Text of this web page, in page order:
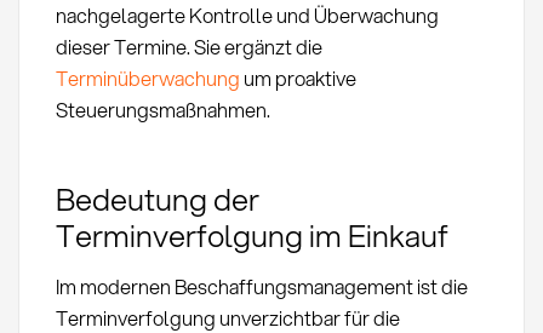
nachgelagerte Kontrolle und Überwachung
dieser Termine. Sie ergänzt die
Terminüberwachung um proaktive
Steuerungsmaßnahmen.
Bedeutung der
Terminverfolgung im Einkauf
Im modernen Beschaffungsmanagement ist die
Terminverfolgung unverzichtbar für die